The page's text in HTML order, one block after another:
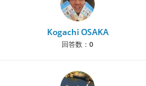
Kogachi OSAKA
回答数： 0